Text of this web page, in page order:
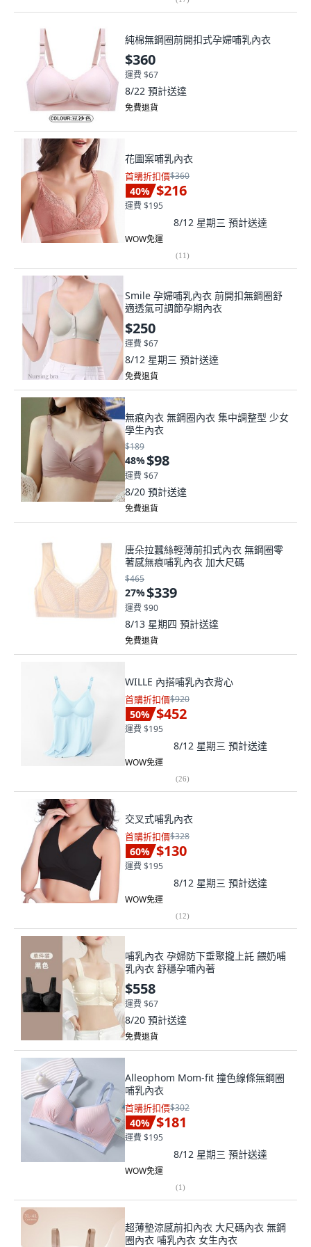
純棉無鋼圈前開扣式孕婦哺乳內衣
$360
運費 $67
8/22 預計送達
免費退貨
花圖案哺乳內衣
首購折扣價$360
40% $216
運費 $195
8/12 星期三 預計送達
WOW免運
(11)
Smile 孕婦哺乳內衣 前開扣無鋼圈舒
適透氣可調節孕期內衣
$250
運費 $67
8/12 星期三 預計送達
免費退貨
無痕內衣 無鋼圈內衣 集中調整型 少女
學生內衣
$189
48%$98
運費 $67
8/20 預計送達
免費退貨
唐朵拉蠶絲輕薄前扣式內衣 無鋼圈零
著感無痕哺乳內衣 加大尺碼
$465
27%$339
運費 $90
8/13 星期四 預計送達
免費退貨
WILLE 內搭哺乳內衣背心
首購折扣價$920
50% $452
運費 $195
8/12 星期三 預計送達
WOW免運
(26)
交叉式哺乳內衣
首購折扣價$328
60% $130
運費 $195
8/12 星期三 預計送達
WOW免運
(12)
哺乳內衣 孕婦防下垂聚攏上託 餵奶哺
乳內衣 舒穩孕哺內著
$558
運費 $67
8/20 預計送達
免費退貨
Alleophom Mom-fit 撞色線條無鋼圈
哺乳內衣
首購折扣價$302
40% $181
運費 $195
8/12 星期三 預計送達
WOW免運
(1)
超薄墊涼感前扣內衣 大尺碼內衣 無鋼
圈內衣 哺乳內衣 女生內衣